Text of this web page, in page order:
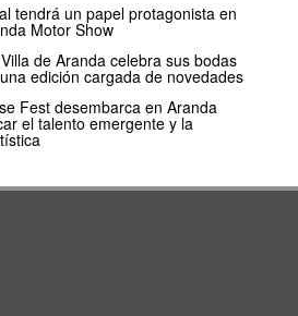
tendrá un papel protagonista en
Motor Show
de Aranda celebra sus bodas
edición cargada de novedades
Fest desembarca en Aranda
el talento emergente y la